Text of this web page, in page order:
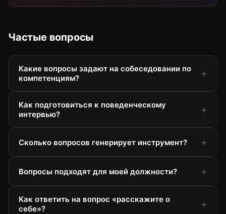
Частые вопросы
Какие вопросы задают на собеседовании по
компетенциям?
Как подготовиться к поведенческому
интервью?
Сколько вопросов генерирует инструмент?
Вопросы подходят для моей должности?
Как ответить на вопрос «расскажите о
себе»?